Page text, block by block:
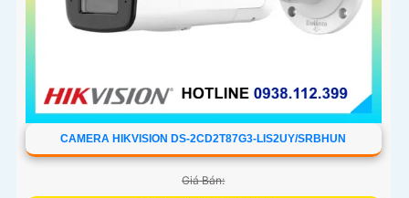
CAMERA HIKVISION DS-2CD2T87G3-LIS2UY/SRBHUN
Giá Bán: